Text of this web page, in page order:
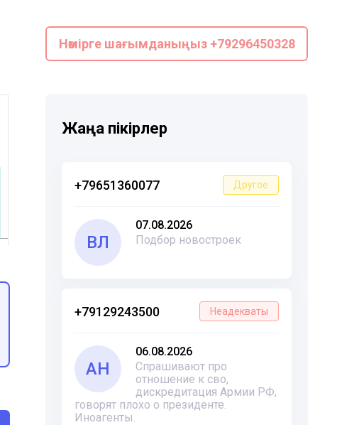
Нөмірге шағымданыңыз +79296450328
Жаңа пікірлер
+79651360077 Другое
ВЛ
07.08.2026
Подбор новостроек
+79129243500 Неадекваты
АН
06.08.2026
Спрашивают про
отношение к сво,
дискредитация Армии РФ,
говорят плохо о президенте.
Иноагенты.